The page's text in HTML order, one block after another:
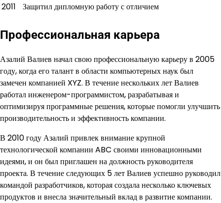
2011
Защитил дипломную работу с отличием
Профессиональная карьера
Азалий Валиев начал свою профессиональную карьеру в 2005
году, когда его талант в области компьютерных наук был
замечен компанией XYZ. В течение нескольких лет Валиев
работал инженером-программистом, разрабатывая и
оптимизируя программные решения, которые помогли улучшить
производительность и эффективность компании.
В 2010 году Азалий привлек внимание крупной
технологической компании ABC своими инновационными
идеями, и он был приглашен на должность руководителя
проекта. В течение следующих 5 лет Валиев успешно руководил
командой разработчиков, которая создала несколько ключевых
продуктов и внесла значительный вклад в развитие компании.